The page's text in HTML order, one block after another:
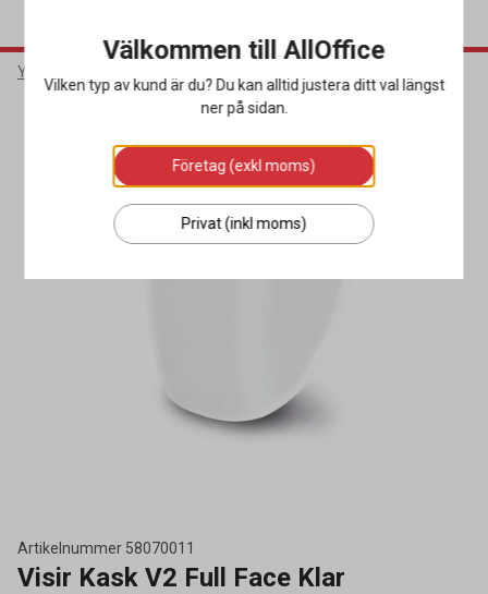
Yrkeskläder & Skydd
Artikelnummer 58070011
Visir Kask V2 Full Face Klar
Välkommen till AllOffice
Vilken typ av kund är du? Du kan alltid justera ditt val längst
ner på sidan.
Företag (exkl moms)
Privat (inkl moms)